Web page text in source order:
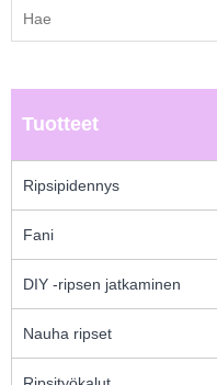
Tuotteet
Ripsipidennys
Fani
DIY -ripsen jatkaminen
Nauha ripset